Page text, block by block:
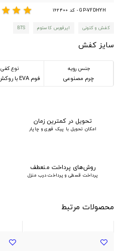
GP-VFDHYH - کد 162400 star
star
star
کفش و کتونی ایرفورس کاستوم BTS
سایز کفش
جنس رویه
چرم مصنوعی
نوع کفی
فوم EVA با روکش پارچه‌ای
تحویل در کمترین زمان
امکان تحویل با پیک فوری و چاپار
روش‌های پرداخت منعطف
پرداخت قسطی و پرداخت درب منزل
محصولات مرتبط